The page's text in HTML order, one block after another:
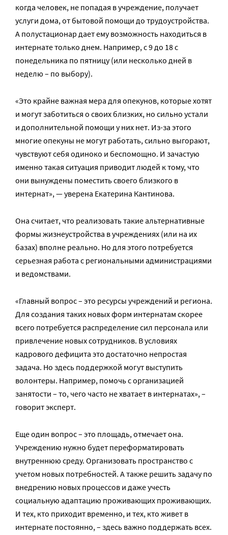
когда человек, не попадая в учреждение, получает
услуги дома, от бытовой помощи до трудоустройства.
А полустационар дает ему возможность находиться в
интернате только днем. Например, с 9 до 18 с
понедельника по пятницу (или несколько дней в
неделю – по выбору).
«Это крайне важная мера для опекунов, которые хотят
и могут заботиться о своих близких, но сильно устали
и дополнительной помощи у них нет. Из-за этого
многие опекуны не могут работать, сильно выгорают,
чувствуют себя одиноко и беспомощно. И зачастую
именно такая ситуация приводит людей к тому, что
они вынуждены поместить своего близкого в
интернат», — уверена Екатерина Кантинова.
Она считает, что реализовать такие альтернативные
формы жизнеустройства в учреждениях (или на их
базах) вполне реально. Но для этого потребуется
серьезная работа с региональными администрациями
и ведомствами.
«Главный вопрос – это ресурсы учреждений и региона.
Для создания таких новых форм интернатам скорее
всего потребуется распределение сил персонала или
привлечение новых сотрудников. В условиях
кадрового дефицита это достаточно непростая
задача. Но здесь поддержкой могут выступить
волонтеры. Например, помочь с организацией
занятости – то, чего часто не хватает в интернатах», –
говорит эксперт.
Еще один вопрос – это площадь, отмечает она.
Учреждению нужно будет переформатировать
внутреннюю среду. Организовать пространство с
учетом новых потребностей. А также решить задачу по
внедрению новых процессов и даже учесть
социальную адаптацию проживающих проживающих.
И тех, кто приходит временно, и тех, кто живет в
интернате постоянно, – здесь важно поддержать всех.